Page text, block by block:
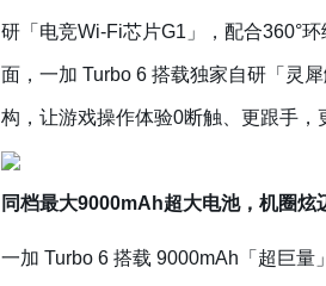
研「电竞Wi-Fi芯片G1」，配合360°
面，一加 Turbo 6 搭载独家自研「灵
构，让游戏操作体验0断触、更跟手，
同档最大9000mAh超大电池，机圈炫
一加 Turbo 6 搭载 9000mAh「超巨量